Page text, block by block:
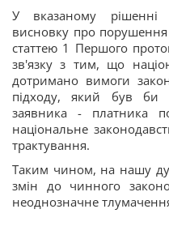
У вказаному рішенні
висновку про
статтею 1 Першого
зв'язку з тим, що
дотримано вимоги
підходу, який був би
заявника - платника
національне
трактування.
Таким чином, на нашу
змін до чинного
неоднозначне